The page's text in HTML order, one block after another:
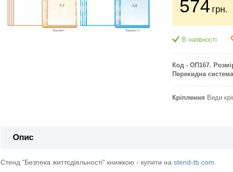
574 грн.
В наявності
Код - ОП167.
Перекидна
Кріплення Види
Опис
Стенд "Безпека життєдіяльності" книжкою - купити на stend-tb.com.